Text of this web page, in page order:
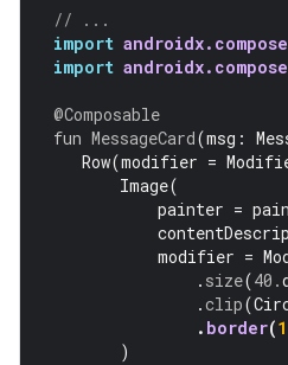
// ...
import
import
@Composable
fun MessageCard(msg :
Row(modifier =
Image(
painter =
modifier =
. size(40.
.clip(
. border(
)